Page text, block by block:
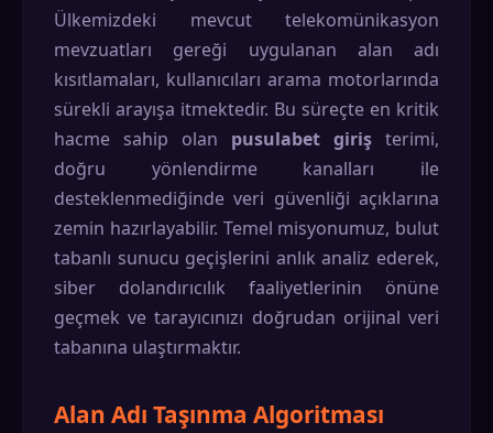
Ülkemizdeki mevcut telekomünikasyon
mevzuatları gereği uygulanan alan adı
kısıtlamaları, kullanıcıları arama motorlarında
sürekli arayışa itmektedir. Bu süreçte en kritik
hacme sahip olan pusulabet giriş terimi,
doğru yönlendirme kanalları ile
desteklenmediğinde veri güvenliği açıklarına
zemin hazırlayabilir. Temel misyonumuz, bulut
tabanlı sunucu geçişlerini anlık analiz ederek,
siber dolandırıcılık faaliyetlerinin önüne
geçmek ve tarayıcınızı doğrudan orijinal veri
tabanına ulaştırmaktır.
Alan Adı Taşınma Algoritması